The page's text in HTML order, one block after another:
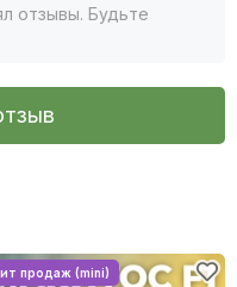
отзывы. Будьте